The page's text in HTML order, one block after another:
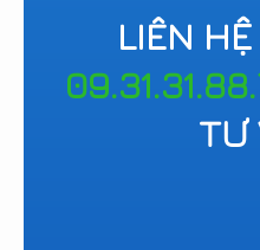
LIÊN
TƯ